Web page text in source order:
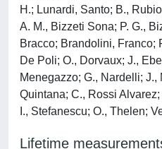
H.; Lunardi, Santo; B.,
A. M., Bizzeti Sona; P. G.,
Bracco; Brandolini, Franco;
De Poli; O., Dorvaux; J.,
Menegazzo; G., Nardelli;
Quintana; C., Rossi
I., Stefanescu; O., Thelen;
Lifetime